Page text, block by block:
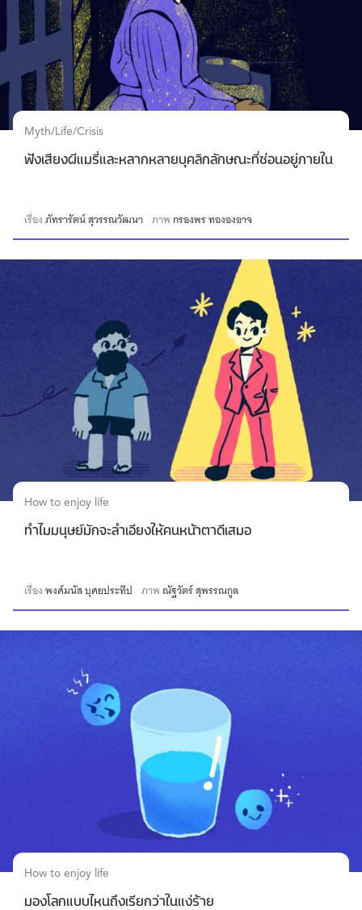
Myth/Life/Crisis
ฟังเสียงผีแมรี่และหลากหลายบุคลิกลักษณะที่ซ่อนอยู่ภายใน
เรื่องภัทรารัตน์ สุวรรณวัฒนา ภาพกรองพร ทององอาจ
How to enjoy life
ทำไมมนุษย์มักจะลำเอียงให้คนหน้าตาดีเสมอ
เรื่องพงศ์มนัส บุศยประทีป ภาพณัฐวัตร์ สุพรรณกูล
How to enjoy life
มองโลกแบบไหนถึงเรียกว่าในแง่ร้าย